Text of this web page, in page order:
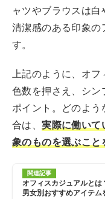
ャツやブラウスは白
清潔感のある印象
す。
上記のように、オフ
色数を押さえ、シン
ポイント。どのよう
合は、実際に働いて
象のものを選ぶこと
関連記事
オフィスカジュアルとは
男女別おすすめアイテム